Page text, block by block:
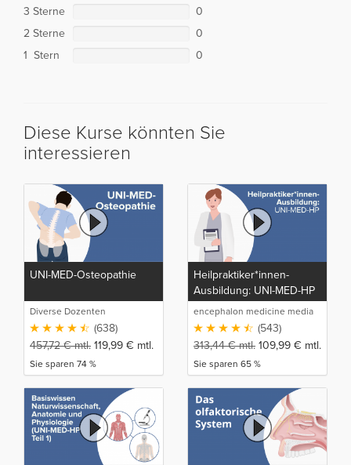
3 Sterne
0
2 Sterne
0
1 Stern
0
Diese Kurse könnten Sie
interessieren
UNI-MED-Osteopathie
Diverse Dozenten
(638)
457,72€mtl. 119,99 € mtl.
Sie sparen 74 %
Heilpraktiker*innen-
Ausbildung: UNI-MED-HP
encephalon medicine media
production GmbH(543)
313,44€mtl. 109,99 € mtl.
Sie sparen 65 %